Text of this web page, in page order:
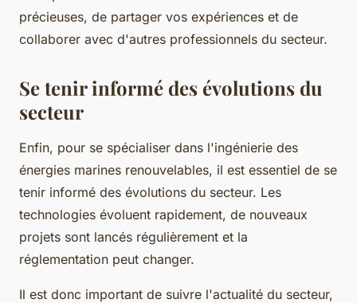
précieuses, de partager vos expériences et de
collaborer avec d'autres professionnels du secteur.
Se tenir informé des évolutions du
secteur
Enfin, pour se spécialiser dans l'ingénierie des
énergies marines renouvelables, il est essentiel de se
tenir informé des évolutions du secteur. Les
technologies évoluent rapidement, de nouveaux
projets sont lancés régulièrement et la
réglementation peut changer.
Il est donc important de suivre l'actualité du secteur,